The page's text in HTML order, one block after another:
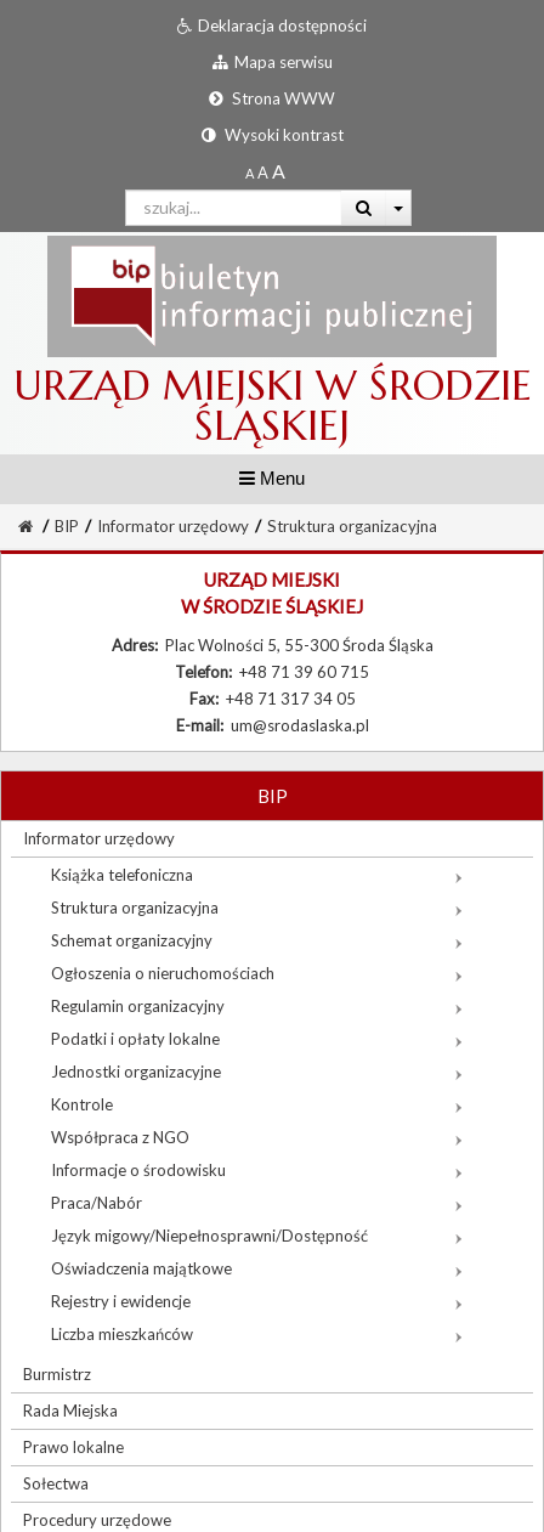
Deklaracja dostępności
Mapa serwisu
Strona WWW
Wysoki kontrast
URZĄD MIEJSKI W ŚRODZIE
ŚLĄSKIEJ
Menu
Informator urzędowy
Procedury urzędowe
Wybory
Sygnaliści
/ BIP / Informator urzędowy / Struktura organizacyjna
URZĄD MIEJSKI
W ŚRODZIE ŚLĄSKIEJ
Adres: Plac Wolności 5, 55-300 Środa Śląska
Telefon: +48 71 39 60 715
Fax: +48 71 317 34 05
E-mail: um@srodaslaska.pl
BIP
Informator urzędowy
Książka telefoniczna
Struktura organizacyjna
Schemat organizacyjny
Ogłoszenia o nieruchomościach
Regulamin organizacyjny
Podatki i opłaty lokalne
Jednostki organizacyjne
Kontrole
Współpraca z NGO
Informacje o środowisku
Praca/Nabór
Język migowy/Niepełnosprawni/Dostępność
Oświadczenia majątkowe
Rejestry i ewidencje
Liczba mieszkańców
Burmistrz
Rada Miejska
Prawo lokalne
Sołectwa
Procedury urzędowe